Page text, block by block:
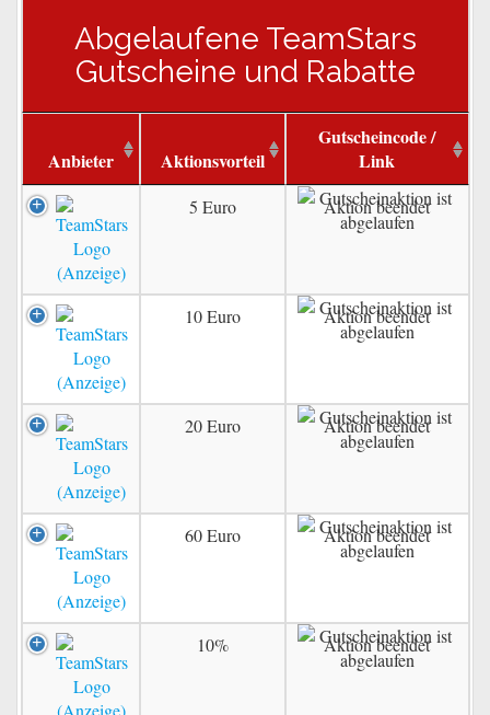
Abgelaufene TeamStars
Gutscheine und Rabatte
Anbieter Aktionsvorteil
Gutscheincode /
Link
5 Euro Aktion beendet
10 Euro Aktion beendet
20 Euro Aktion beendet
60 Euro Aktion beendet
10% Aktion beendet